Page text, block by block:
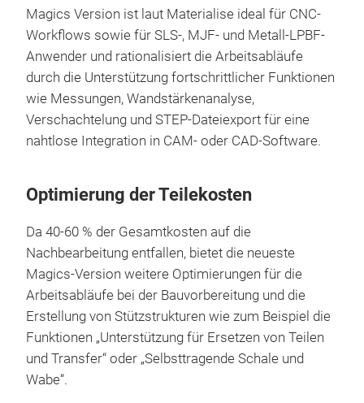
Magics Version ist laut Materialise ideal für CNC-
Workflows sowie für SLS-, MJF- und Metall-LPBF-
Anwender und rationalisiert die Arbeitsabläufe
durch die Unterstützung fortschrittlicher Funktionen
wie Messungen, Wandstärkenanalyse,
Verschachtelung und STEP-Dateiexport für eine
nahtlose Integration in CAM- oder CAD-Software.
Optimierung der Teilekosten
Da 40-60 % der Gesamtkosten auf die
Nachbearbeitung entfallen, bietet die neueste
Magics-Version weitere Optimierungen für die
Arbeitsabläufe bei der Bauvorbereitung und die
Erstellung von Stützstrukturen wie zum Beispiel die
Funktionen „Unterstützung für Ersetzen von Teilen
und Transfer“ oder „Selbsttragende Schale und
Wabe“.